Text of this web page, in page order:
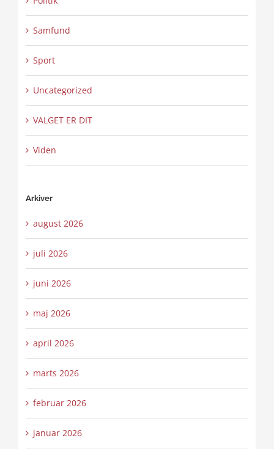
Samfund
Sport
Uncategorized
VALGET ER DIT
Viden
Arkiver
august 2026
juli 2026
juni 2026
maj 2026
april 2026
marts 2026
februar 2026
januar 2026